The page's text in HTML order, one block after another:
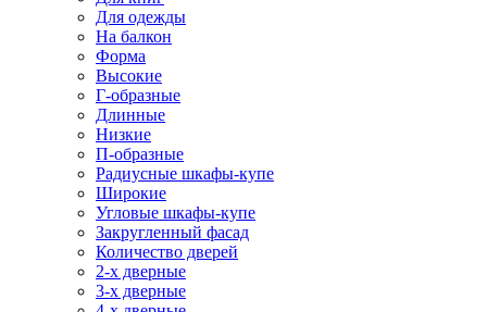
Для одежды
На балкон
Форма
Высокие
Г-образные
Длинные
Низкие
П-образные
Радиусные шкафы-купе
Широкие
Угловые шкафы-купе
Закругленный фасад
Количество дверей
2-х дверные
3-х дверные